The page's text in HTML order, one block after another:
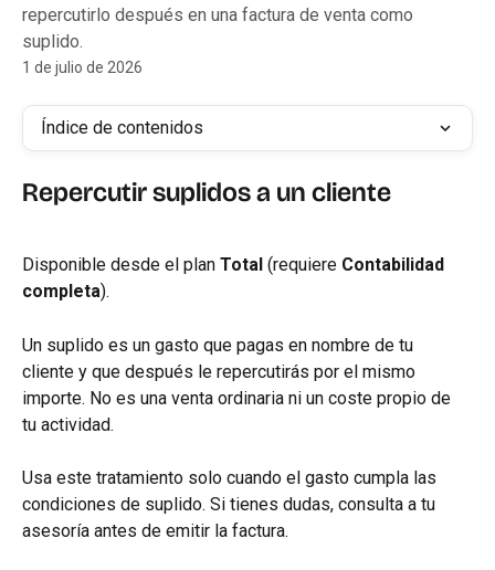
repercutirlo después en una factura de venta como
suplido.
1 de julio de 2026
Índice de contenidos
Repercutir suplidos a un cliente
Disponible desde el plan Total (requiere Contabilidad
completa).
Un suplido es un gasto que pagas en nombre de tu
cliente y que después le repercutirás por el mismo
importe. No es una venta ordinaria ni un coste propio de
tu actividad.
Usa este tratamiento solo cuando el gasto cumpla las
condiciones de suplido. Si tienes dudas, consulta a tu
asesoría antes de emitir la factura.